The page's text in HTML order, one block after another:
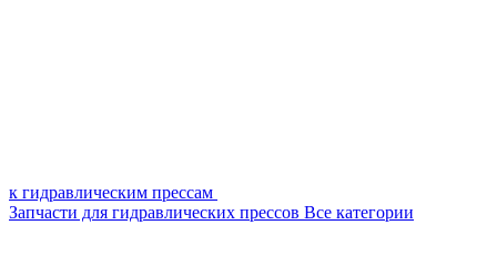
к гидравлическим прессам
Запчасти для гидравлических прессов Все категории